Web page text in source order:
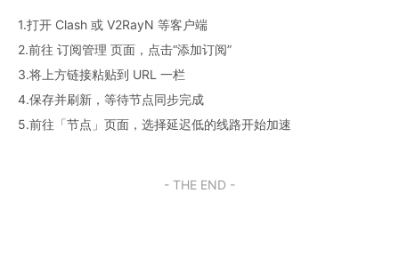
1.打开 Clash 或 V2RayN 等客户端
2.前往 订阅管理 页面，点击“添加订阅”
3.将上方链接粘贴到 URL 一栏
4.保存并刷新，等待节点同步完成
5.前往「节点」页面，选择延迟低的线路开始加速
- THE END -